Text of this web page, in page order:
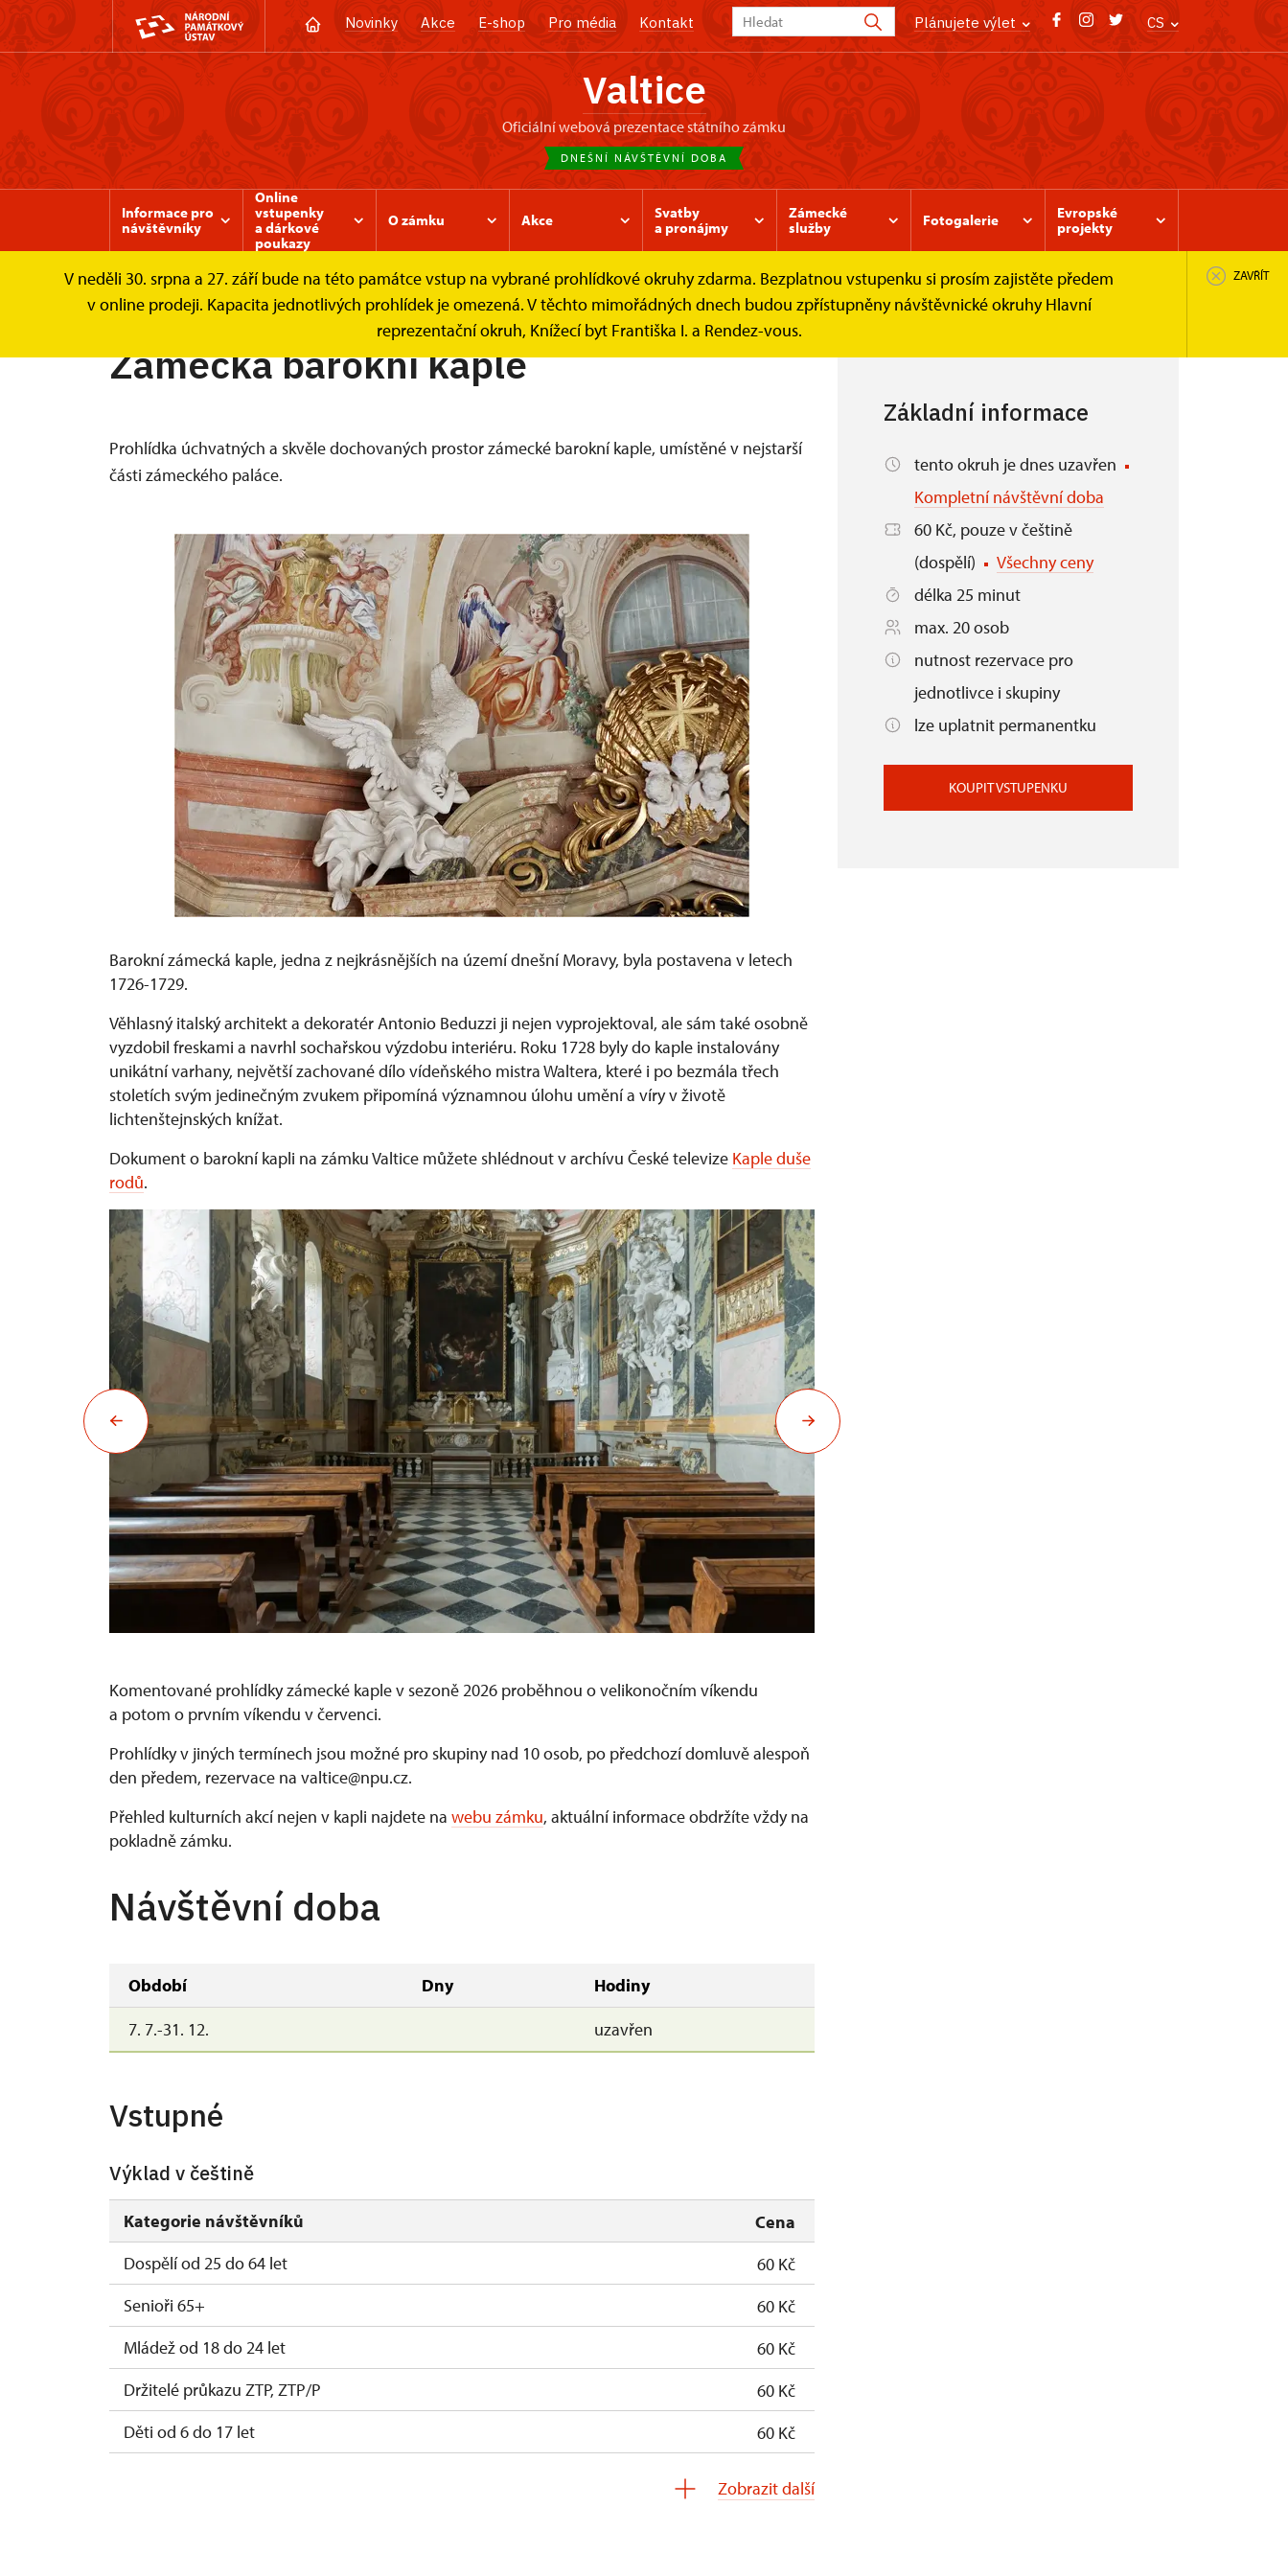
Novinky Akce E-shop Pro média Kontakt Plánujete výlet CS
Valtice
oficiální webová prezentace státního zámku
DNEŠNÍ NÁVŠTĚVNÍ DOBA
Informace pro
návštěvníky
Online
vstupenky
a dárkové
poukazy
O zámku Akce
Svatby
a pronájmy
Zámecké
služby
Fotogalerie
Evropské
projekty
V neděli 30. srpna a 27. září bude na této památce vstup na vybrané prohlídkové okruhy zdarma. Bezplatnou vstupenku si prosím zajistěte předem
v online prodeji. Kapacita jednotlivých prohlídek je omezená. V těchto mimořádných dnech budou zpřístupněny návštěvnické okruhy Hlavní
reprezentační okruh, Knížecí byt Františka I. a Rendez-vous.
ZAVŘÍT
Zámek Valtice Informace pro návštěvníky Prohlídkové okruhy Zámecká barokní kaple
Zámecká barokní kaple
Prohlídka úchvatných a skvěle dochovaných prostor zámecké barokní kaple, umístěné v nejstarší
části zámeckého paláce.
Barokní zámecká kaple, jedna z nejkrásnějších na území dnešní Moravy, byla postavena v letech
1726-1729.
Věhlasný italský architekt a dekoratér Antonio Beduzzi ji nejen vyprojektoval, ale sám také osobně
vyzdobil freskami a navrhl sochařskou výzdobu interiéru. Roku 1728 byly do kaple instalovány
unikátní varhany, největší zachované dílo vídeňského mistra Waltera, které i po bezmála třech
stoletích svým jedinečným zvukem připomíná významnou úlohu umění a víry v životě
lichtenštejnských knížat.
Dokument o barokní kapli na zámku Valtice můžete shlédnout v archívu České televize Kaple duše
rodů.
Komentované prohlídky zámecké kaple v sezoně 2026 proběhnou o velikonočním víkendu
a potom o prvním víkendu v červenci.
Prohlídky v jiných termínech jsou možné pro skupiny nad 10 osob, po předchozí domluvě alespoň
den předem, rezervace na valtice@npu.cz.
Přehled kulturních akcí nejen v kapli najdete na webu zámku, aktuální informace obdržíte vždy na
pokladně zámku.
Návštěvní doba
Období Dny
Hodiny
7. 7.-31. 12.
uzavřen
Vstupné
Výklad v češtině
Kategorie návštěvníků
Cena
Dospělí od 25 do 64 let
60 Kč
Senioři 65+
60 Kč
Mládež od 18 do 24 let
60 Kč
Držitelé průkazu ZTP, ZTP/P
60 Kč
Děti od 6 do 17 let
60 Kč
Zobrazit další
Základní informace
tento okruh je dnes uzavřen
Kompletní návštěvní doba
60 Kč, pouze v češtině
(dospělí)
Všechny ceny
délka 25 minut
max. 20 osob
nutnost rezervace pro
jednotlivce i skupiny
lze uplatnit permanentku
KOUPIT VSTUPENKU